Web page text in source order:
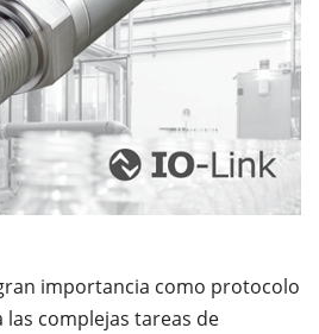
importancia como protocolo
complejas tareas de